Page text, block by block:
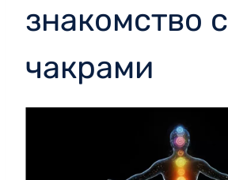
знакомство с
чакрами